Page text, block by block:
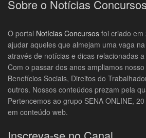
Sobre o Notícias Concursos
O portal Notícias Concursos foi criado em
ajudar aqueles que almejam uma vaga
através de notícias e dicas relacionadas
Com o passar dos anos ampliamos
Benefícios Sociais, Direitos do
outros. Nossos conteúdos prezam pela
Pertencemos ao grupo SENA ONLINE,
em conteúdo web.